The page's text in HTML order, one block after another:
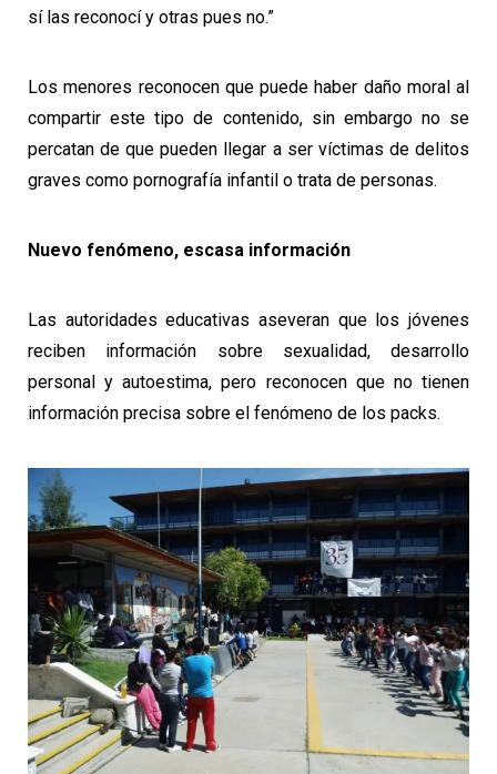
sí las reconocí y otras pues no.”
Los menores reconocen que puede haber daño moral al
compartir este tipo de contenido, sin embargo no se
percatan de que pueden llegar a ser víctimas de delitos
graves como pornografía infantil o trata de personas.
Nuevo fenómeno, escasa información
Las autoridades educativas aseveran que los jóvenes
reciben información sobre sexualidad, desarrollo
personal y autoestima, pero reconocen que no tienen
información precisa sobre el fenómeno de los packs.